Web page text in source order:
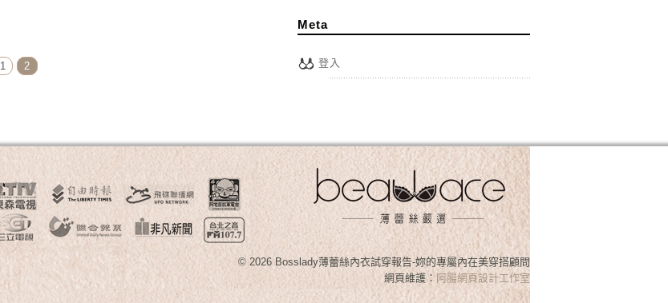
1 2
Meta
登入
© 2026 Bosslady薄蕾絲內衣試穿報告-妳的專屬內在美穿搭顧問
網頁維護： 阿腸網頁設計工作室